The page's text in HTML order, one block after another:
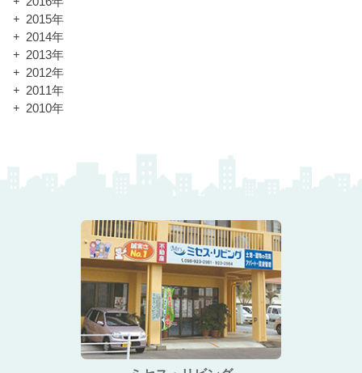
2015年
2014年
2013年
2012年
2011年
2010年